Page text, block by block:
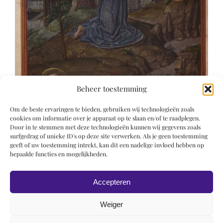
Beheer toestemming
Om de beste ervaringen te bieden, gebruiken wij technologieën zoals
cookies om informatie over je apparaat op te slaan en/of te raadplegen.
Door in te stemmen met deze technologieën kunnen wij gegevens zoals
surfgedrag of unieke ID's op deze site verwerken. Als je geen toestemming
geeft of uw toestemming intrekt, kan dit een nadelige invloed hebben op
bepaalde functies en mogelijkheden.
Accepteren
Weiger